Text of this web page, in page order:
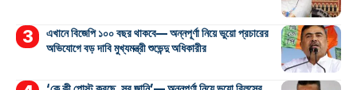
এখানে বিজেপি ১০০ বছর থাকবে— অন্নপূর্ণা নিয়ে ভুয়ো প্রচারের
অভিযোগে বড় দাবি মুখ্যমন্ত্রী শুভেন্দু অধিকারীর